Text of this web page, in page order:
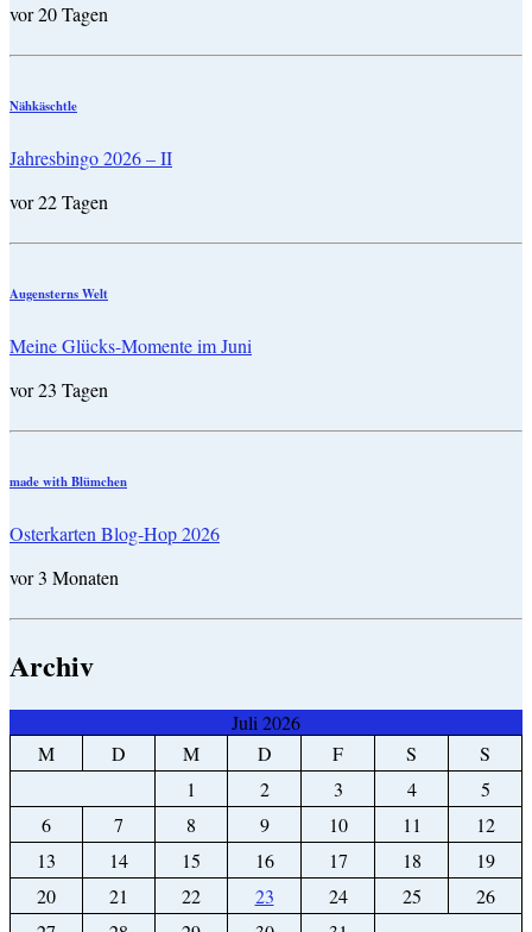
vor 20 Tagen
Nähkäschtle
Jahresbingo 2026 – II
vor 22 Tagen
Augensterns Welt
Meine Glücks-Momente im Juni
vor 23 Tagen
made with Blümchen
Osterkarten Blog-Hop 2026
vor 3 Monaten
Archiv
Juli 2026
M
D M D F S
S
1
2 3 4
5
6
7 8 9 10 11
12
13
14 15 16 17 18
19
20
21 22 23 24 25
26